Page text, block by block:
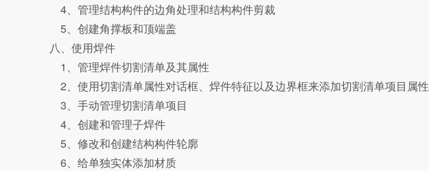
4、管理结构构件的边角处理和结构构件剪裁
5、创建角撑板和顶端盖
八、使用焊件
1、管理焊件切割清单及其属性
2、使用切割清单属性对话框、焊件特征以及边界框来添加切割清单项目属性
3、手动管理切割清单项目
4、创建和管理子焊件
5、修改和创建结构构件轮廓
6、给单独实体添加材质